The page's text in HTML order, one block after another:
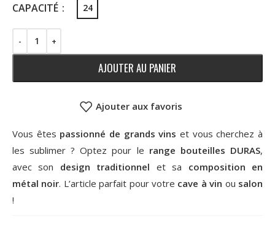
CAPACITÉ 24
AJOUTER AU PANIER
Ajouter aux favoris
Vous êtes passionné de grands vins et vous cherchez à
les sublimer ? Optez pour le range bouteilles DURAS,
avec son design traditionnel et sa composition en
métal noir. L’article parfait pour votre cave à vin ou salon
!